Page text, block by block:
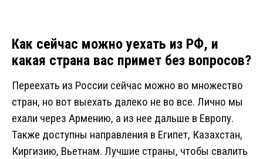
Как сейчас можно уехать из РФ, и
какая страна вас примет без вопросов?
Переехать из России сейчас можно во множество
стран, но вот выехать далеко не во все. Лично мы
ехали через Армению, а из нее дальше в Европу.
Также доступны направления в Египет, Казахстан,
Киргизию, Вьетнам. Лучшие страны, чтобы свалить